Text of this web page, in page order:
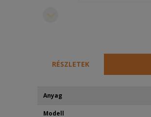
RÉSZLETEK
Anyag
Modell